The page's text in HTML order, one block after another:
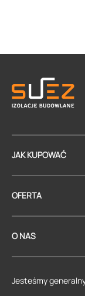
JAK KUPOWAĆ
OFERTA
O NAS
Jesteśmy